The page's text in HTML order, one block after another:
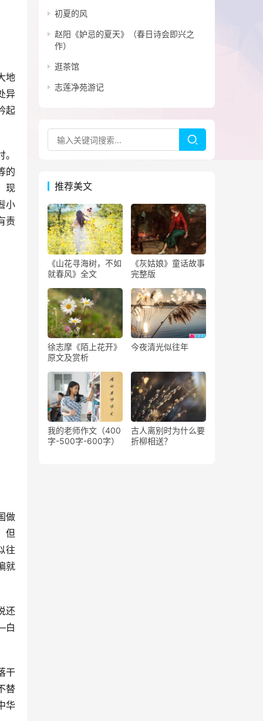
地
异
起
的
现
小
责
做
但
往
就
还
白
干
替
华
初夏的风
赵阳《妒忌的夏天》（春日诗会即兴之
作）
逛茶馆
志莲净苑游记
推荐美文
《山花寻海树，不如
就春风》全文
《灰姑娘》童话故事
完整版
徐志摩《陌上花开》
原文及赏析
今夜清光似往年
我的老师作文（400
字-500字-600字）
古人离别时为什么要
折柳相送？